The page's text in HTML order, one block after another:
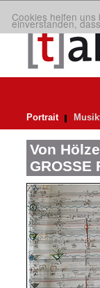
Cookies helfen
einverstanden,
Portrait
Von
GROSSE